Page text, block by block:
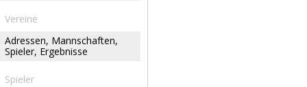
Vereine
Adressen, Mannschaften,
Spieler, Ergebnisse
Spieler